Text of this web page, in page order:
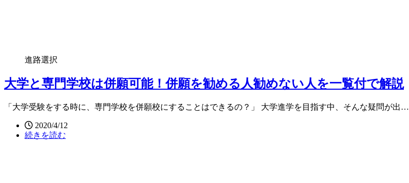
進路選択
大学と専門学校は併願可能！併願を勧める人勧めない人を一覧付で解説
「大学受験をする時に、専門学校を併願校にすることはできるの？」 大学進学を目指す中、そんな疑問が出…
2020/4/12
続きを読む